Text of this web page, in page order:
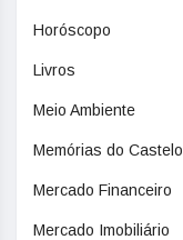
Horóscopo
Livros
Meio Ambiente
Memórias do Castelo
Mercado Financeiro
Mercado Imobiliário